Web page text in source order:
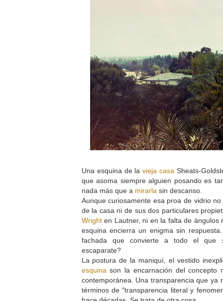
Una esquina de lavieja casa Sheats-
que asoma siempre alguien posando es
nada más que a mirarla sin descanso.
Aunque curiosamente esa proa de vidrio
de la casa ni de sus dos particulares
Wrighten Lautner, ni en la falta de ángulos
esquina encierra un enigma sin
fachada que convierte a todo el que
escaparate?
La postura de la maniquí, el vestido
esquinason la encarnación del concepto
contemporánea. Una transparencia que ya
términos de "transparencia literal y